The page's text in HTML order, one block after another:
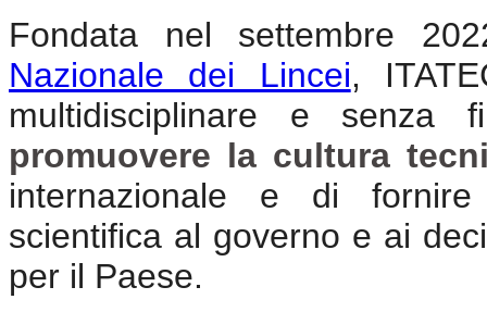
Fondata nel settembre
Nazionale dei Lincei,
multidisciplinare e
promuovere la cultura
internazionale e di
scientifica al governo e ai
per il Paese.